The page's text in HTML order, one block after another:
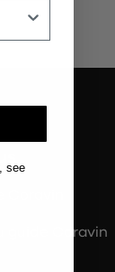
guide Coravin
see